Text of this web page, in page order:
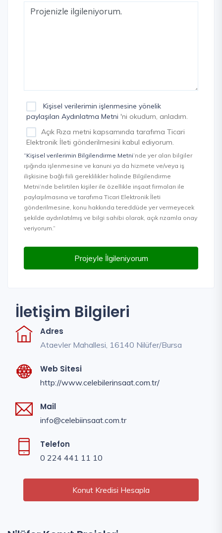
Kişisel verilerimin işlenmesine yönelik
paylaşılan Aydınlatma Metni 'ni okudum, anladım.
Açık Rıza metni kapsamında tarafıma Ticari
Elektronik İleti gönderilmesini kabul ediyorum.
“Kişisel verilerimin Bilgilendirme Metni’nde yer alan bilgiler
ışığında işlenmesine ve kanuni ya da hizmete ve/veya iş
ilişkisine bağlı fiili gereklilikler halinde Bilgilendirme
Metni’nde belirtilen kişiler ile özellikle inşaat firmaları ile
paylaşılmasına ve tarafıma Ticari Elektronik İleti
gönderilmesine, konu hakkında tereddüde yer vermeyecek
şekilde aydınlatılmış ve bilgi sahibi olarak, açık rızamla onay
veriyorum.”
Projeyle İlgileniyorum
İletişim Bilgileri
Adres
Ataevler Mahallesi, 16140 Nilüfer/Bursa
Web Sitesi
http://www.celebilerinsaat.com.tr/
Mail
info@celebiinsaat.com.tr
Telefon
0 224 441 11 10
Konut Kredisi Hesapla